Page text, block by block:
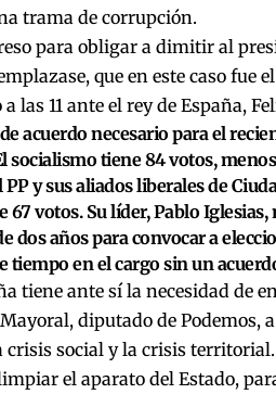
trama de corrupción.
para obligar a dimitir al
que en este caso fue
las 11 ante el rey de España,
acuerdo necesario para el
socialismo tiene 84 votos,
y sus aliados liberales de
votos. Su líder, Pablo Iglesias,
dos años para convocar a
en el cargo sin un
tiene ante sí la necesidad de
diputado de Podemos,
social y la crisis territorial.
el aparato del Estado,